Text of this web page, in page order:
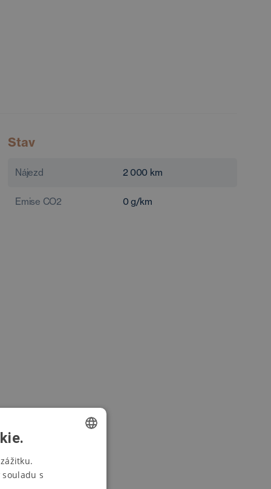
Stav
Nájezd 2 000 km
Emise CO2 0 g/km
souladu s